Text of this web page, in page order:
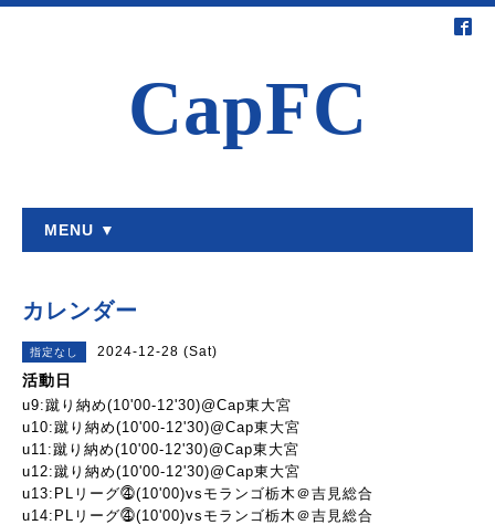
CapFC
MENU ▼
カレンダー
指定なし 2024-12-28 (Sat)
活動日
u9:蹴り納め(10'00-12'30)@Cap東大宮
u10:蹴り納め(10'00-12'30)@Cap東大宮
u11:蹴り納め(10'00-12'30)@Cap東大宮
u12:蹴り納め(10'00-12'30)@Cap東大宮
u13:PLリーグ⓸(10'00)vsモランゴ栃木＠吉見総合
u14:PLリーグ⓸(10'00)vsモランゴ栃木＠吉見総合